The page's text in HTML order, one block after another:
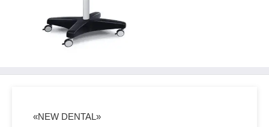
«NEW DENTAL»